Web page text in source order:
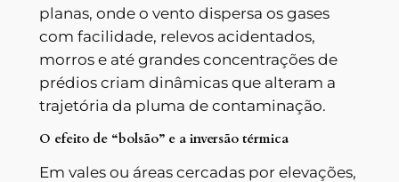
planas, onde o vento dispersa os gases
com facilidade, relevos acidentados,
morros e até grandes concentrações de
prédios criam dinâmicas que alteram a
trajetória da pluma de contaminação.
O efeito de “bolsão” e a inversão térmica
Em vales ou áreas cercadas por elevações,